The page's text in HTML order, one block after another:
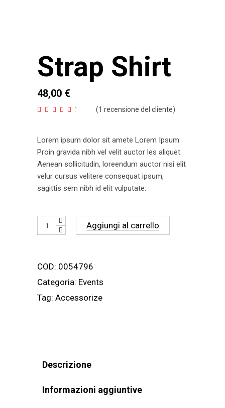
Strap Shirt
48,00 €
Valutato
1 (1 recensione del cliente)
Lorem ipsum dolor sit amete Lorem Ipsum.
Proin gravida nibh vel velit auctor les aliquet.
Aenean sollicitudin, loreendum auctor nisi elit
velur cursus velitere consequat ipsum,
sagittis sem nibh id elit vulputate.
Strap
Shirt
Aggiungi al carrello
COD: 0054796
Categoria: Events
Tag: Accessorize
Descrizione
Informazioni aggiuntive